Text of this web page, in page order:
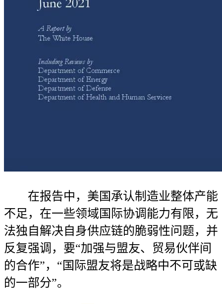
在报告中，美国承认制造业整体产能
不足，在一些领域国际协调能力有限，无
法独自解决自身供应链的脆弱性问题，并
反复强调，要“加强与盟友、贸易伙伴间
的合作”，“国际盟友将是战略中不可或缺
的一部分”。